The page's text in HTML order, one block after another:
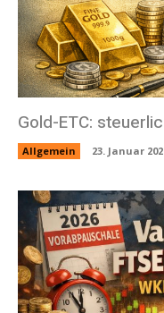
Gold-ETC:
Allgemein 23. Januar